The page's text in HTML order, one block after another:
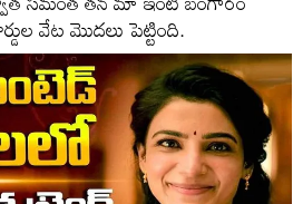
వేట మొదలు పెట్టింది.